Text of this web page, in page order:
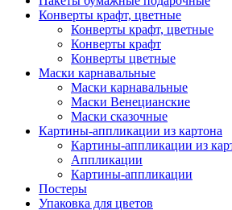
Конверты крафт, цветные
Конверты крафт, цветные
Конверты крафт
Конверты цветные
Маски карнавальные
Маски карнавальные
Маски Венецианские
Маски сказочные
Картины-аппликации из картона
Картины-аппликации из
Аппликации
Картины-аппликации
Постеры
Упаковка для цветов